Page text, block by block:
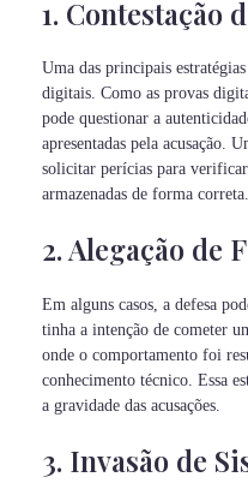
1. Contestação
Uma das principais
digitais. Como as provas
pode questionar a
apresentadas pela acusação.
solicitar perícias para
armazenadas de forma correta.
2. Alegação de
Em alguns casos, a defesa
tinha a intenção de cometer
onde o comportamento foi
conhecimento técnico. Essa
a gravidade das acusações.
3. Invasão de